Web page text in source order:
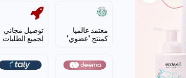
معتمد عالميا
كمنتج "عضوي"
توصيل مجاني
لجميع الطلبات